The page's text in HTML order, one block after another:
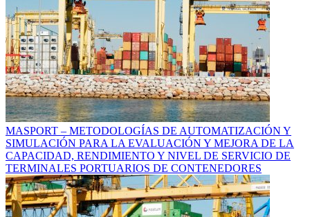
MASPORT – METODOLOGÍAS DE AUTOMATIZACIÓN Y
SIMULACIÓN PARA LA EVALUACIÓN Y MEJORA DE LA
CAPACIDAD, RENDIMIENTO Y NIVEL DE SERVICIO DE
TERMINALES PORTUARIOS DE CONTENEDORES